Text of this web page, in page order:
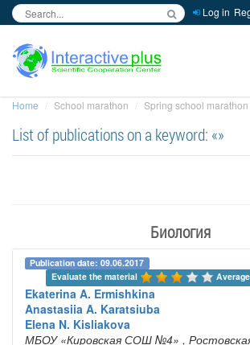
Log in
Home School marathon Spring school marathon
List of publications on a keyword: «»
Биология
Publication date: 09.06.2017
Evaluate the material
Ekaterina A. Ermishkina
Anastasiia A. Karatsiuba
Elena N. Kisliakova
МБОУ «Кировская СОШ №4» ,